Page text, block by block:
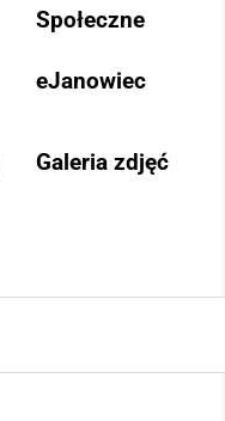
Społeczne
eJanowiec
Galeria zdjęć